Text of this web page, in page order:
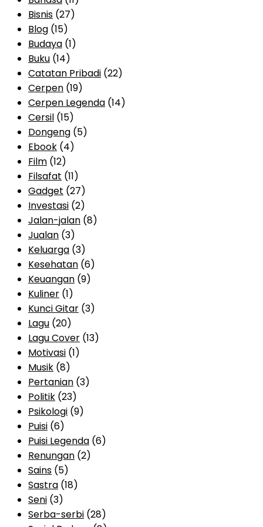
Bisnis (27)
Blog (15)
Budaya (1)
Buku (14)
Catatan Pribadi (22)
Cerpen (19)
Cerpen Legenda (14)
Cersil (15)
Dongeng (5)
Ebook (4)
Film (12)
Filsafat (11)
Gadget (27)
Investasi (2)
Jalan-jalan (8)
Jualan (3)
Keluarga (3)
Kesehatan (6)
Keuangan (9)
Kuliner (1)
Kunci Gitar (3)
Lagu (20)
Lagu Cover (13)
Motivasi (1)
Musik (8)
Pertanian (3)
Politik (23)
Psikologi (9)
Puisi (6)
Puisi Legenda (6)
Renungan (2)
Sains (5)
Sastra (18)
Seni (3)
Serba-serbi (28)